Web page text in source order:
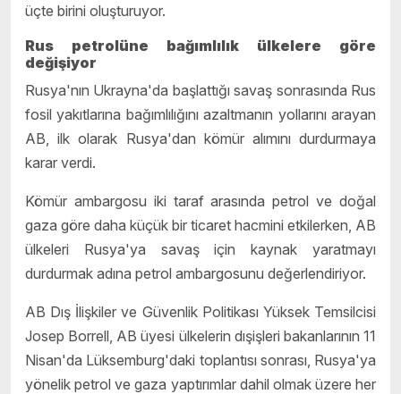
üçte birini oluşturuyor.
Rus petrolüne bağımlılık ülkelere göre
değişiyor
Rusya'nın Ukrayna'da başlattığı savaş sonrasında Rus
fosil yakıtlarına bağımlılığını azaltmanın yollarını arayan
AB, ilk olarak Rusya'dan kömür alımını durdurmaya
karar verdi.
Kömür ambargosu iki taraf arasında petrol ve doğal
gaza göre daha küçük bir ticaret hacmini etkilerken, AB
ülkeleri Rusya'ya savaş için kaynak yaratmayı
durdurmak adına petrol ambargosunu değerlendiriyor.
AB Dış İlişkiler ve Güvenlik Politikası Yüksek Temsilcisi
Josep Borrell, AB üyesi ülkelerin dışişleri bakanlarının 11
Nisan'da Lüksemburg'daki toplantısı sonrası, Rusya'ya
yönelik petrol ve gaza yaptırımlar dahil olmak üzere her